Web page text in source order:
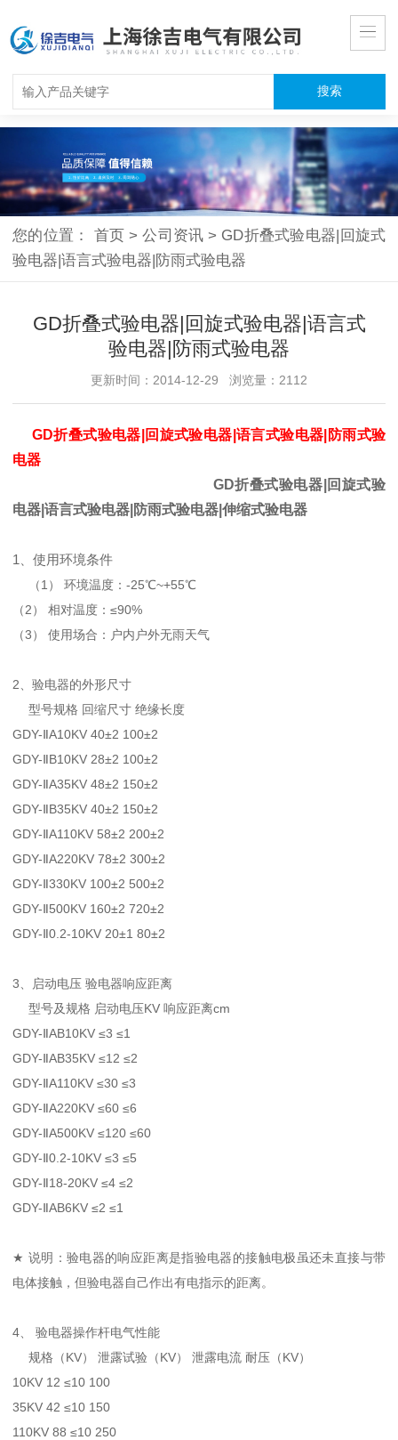
您的位置： 首页 > 公司资讯 > GD折叠式验电器|回旋式
验电器|语言式验电器|防雨式验电器
GD折叠式验电器|回旋式验电器|语言式
验电器|防雨式验电器
更新时间：2014-12-29 浏览量：2112
GD折叠式验电器|回旋式验电器|语言式验电器|防雨式验
电器
GD折叠式验电器|回旋式验
电器|语言式验电器|防雨式验电器|伸缩式验电器
1、使用环境条件
（1） 环境温度：-25℃~+55℃
（2） 相对温度：≤90%
（3） 使用场合：户内户外无雨天气
2、验电器的外形尺寸
型号规格 回缩尺寸 绝缘长度
GDY-ⅡA10KV 40±2 100±2
GDY-ⅡB10KV 28±2 100±2
GDY-ⅡA35KV 48±2 150±2
GDY-ⅡB35KV 40±2 150±2
GDY-ⅡA110KV 58±2 200±2
GDY-ⅡA220KV 78±2 300±2
GDY-Ⅱ330KV 100±2 500±2
GDY-Ⅱ500KV 160±2 720±2
GDY-Ⅱ0.2-10KV 20±1 80±2
3、启动电压 验电器响应距离
型号及规格 启动电压KV 响应距离cm
GDY-ⅡAB10KV ≤3 ≤1
GDY-ⅡAB35KV ≤12 ≤2
GDY-ⅡA110KV ≤30 ≤3
GDY-ⅡA220KV ≤60 ≤6
GDY-ⅡA500KV ≤120 ≤60
GDY-Ⅱ0.2-10KV ≤3 ≤5
GDY-Ⅱ18-20KV ≤4 ≤2
GDY-ⅡAB6KV ≤2 ≤1
★ 说明：验电器的响应距离是指验电器的接触电极虽还未直接与带
电体接触，但验电器自己作出有电指示的距离。
4、 验电器操作杆电气性能
规格（KV） 泄露试验（KV） 泄露电流 耐压（KV）
10KV 12 ≤10 100
35KV 42 ≤10 150
110KV 88 ≤10 250